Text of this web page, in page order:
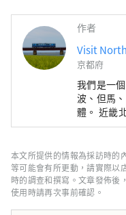
作者
Visit
京都府
我們是一
波、但馬
體。 近畿
——螃蟹，
巴栗子、
此，這裡
夠分享一
畿北部地
非常高興。
本文所提供的情報為採訪時的
等可能會有所更動，請實際以
時的調查和撰寫。文章發佈後
使用時請再次事前確認。